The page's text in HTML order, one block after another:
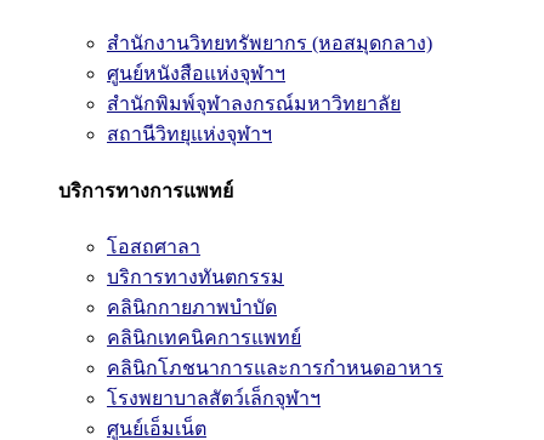
สำนักงานวิทยทรัพยากร (หอสมุดกลาง)
ศูนย์หนังสือแห่งจุฬาฯ
สำนักพิมพ์จุฬาลงกรณ์มหาวิทยาลัย
สถานีวิทยุแห่งจุฬาฯ
บริการทางการแพทย์
โอสถศาลา
บริการทางทันตกรรม
คลินิกกายภาพบำบัด
คลินิกเทคนิคการแพทย์
คลินิกโภชนาการและการกำหนดอาหาร
โรงพยาบาลสัตว์เล็กจุฬาฯ
ศูนย์เอ็มเน็ต